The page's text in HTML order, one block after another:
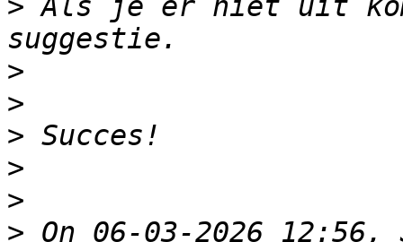
> Als je er niet uit
>
>
>
>
>
> On 06-03-2026